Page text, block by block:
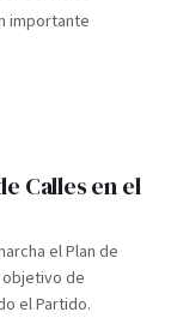
importante
Calles en el
el Plan de
objetivo de
el Partido.